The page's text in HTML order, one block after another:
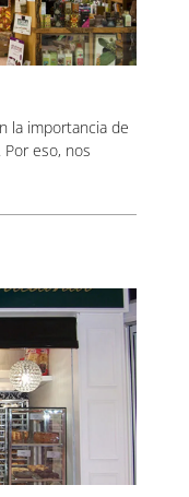
la importancia de
eso, nos